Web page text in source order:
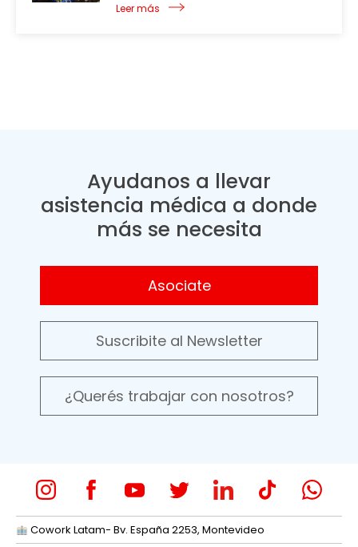
Leer más
Ayudanos a llevar
asistencia médica a donde
más se necesita
Asociate
Suscribite al Newsletter
¿Querés trabajar con nosotros?
Cowork Latam- Bv. España 2253, Montevideo